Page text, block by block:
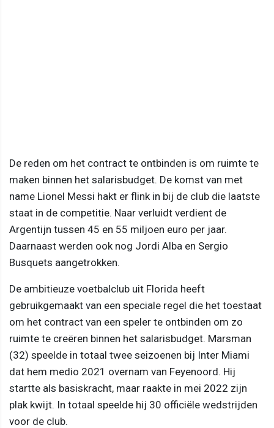
De reden om het contract te ontbinden is om ruimte te
maken binnen het salarisbudget. De komst van met
name Lionel Messi hakt er flink in bij de club die laatste
staat in de competitie. Naar verluidt verdient de
Argentijn tussen 45 en 55 miljoen euro per jaar.
Daarnaast werden ook nog Jordi Alba en Sergio
Busquets aangetrokken.
De ambitieuze voetbalclub uit Florida heeft
gebruikgemaakt van een speciale regel die het toestaat
om het contract van een speler te ontbinden om zo
ruimte te creëren binnen het salarisbudget. Marsman
(32) speelde in totaal twee seizoenen bij Inter Miami
dat hem medio 2021 overnam van Feyenoord. Hij
startte als basiskracht, maar raakte in mei 2022 zijn
plak kwijt. In totaal speelde hij 30 officiële wedstrijden
voor de club.